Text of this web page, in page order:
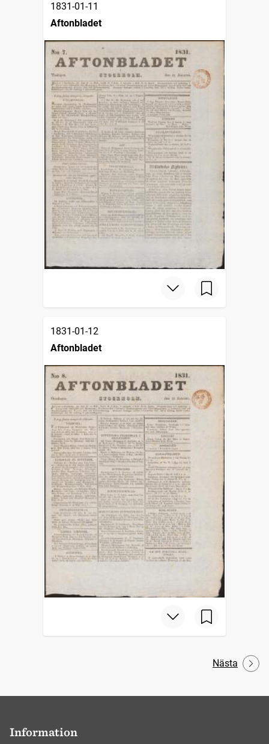
1831-01-11
Aftonbladet
1831-01-12
Aftonbladet
Nästa
Information